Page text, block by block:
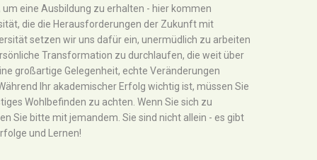
eine Ausbildung zu erhalten - hier kommen
die die Herausforderungen der Zukunft mit
setzen wir uns dafür ein, unermüdlich zu arbeiten
Transformation zu durchlaufen, die weit über
großartige Gelegenheit, echte Veränderungen
Ihr akademischer Erfolg wichtig ist, müssen Sie
Wohlbefinden zu achten. Wenn Sie sich zu
Sie bitte mit jemandem. Sie sind nicht allein - es gibt
und Lernen!